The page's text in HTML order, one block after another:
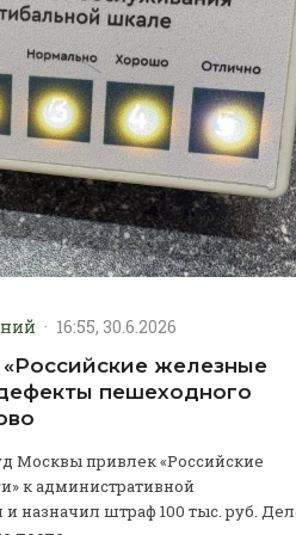
· 16:55, 30.6.2026
«Российские железные
пешеходного
Москвы привлек «Российские
к административной
и назначил штраф 100 тыс. руб.